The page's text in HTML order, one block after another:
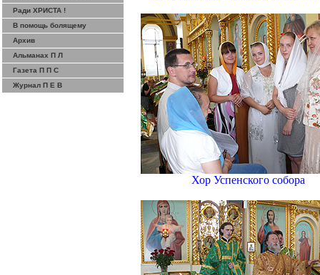
Ради ХРИСТА !
В помощь болящему
Архив
Альманах П Л
Газета П П С
Журнал П Е В
Хор Успенского собора